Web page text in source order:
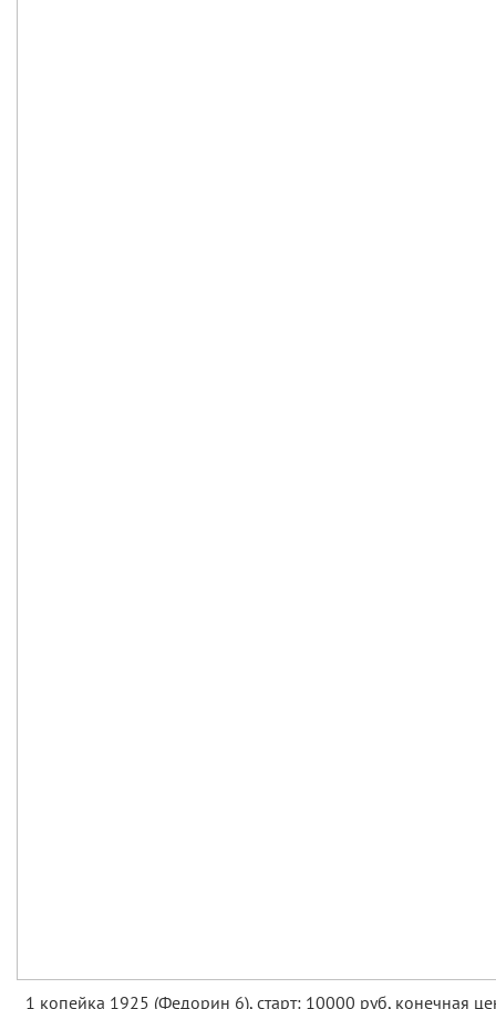
1 копейка 1925 (Федорин 6), старт: 10000 руб, конечная